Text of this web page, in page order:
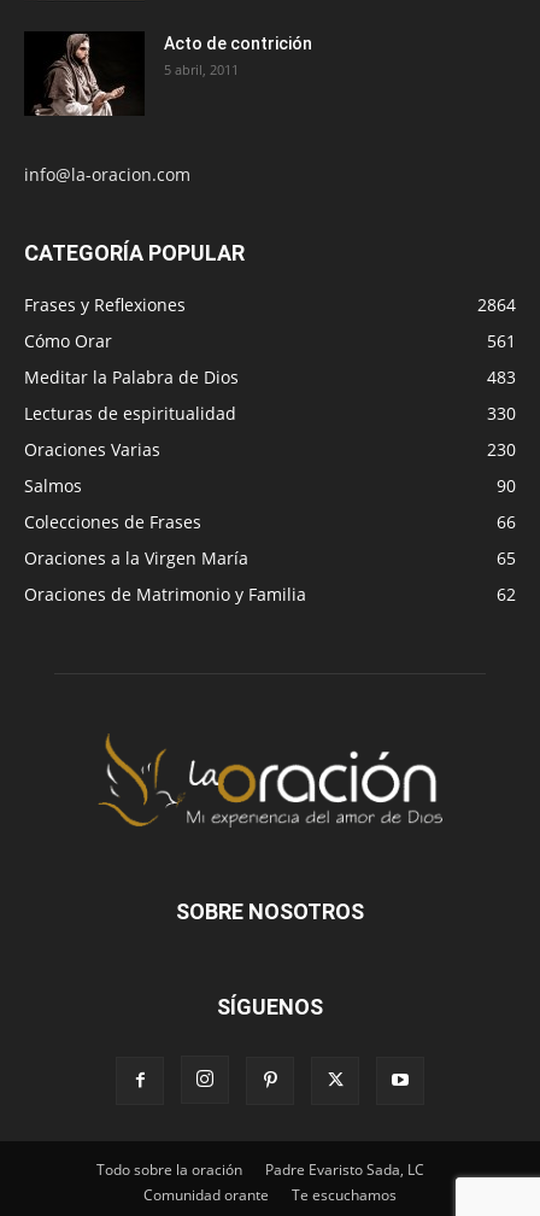
Acto de contrición
5 abril, 2011
info@la-oracion.com
CATEGORÍA POPULAR
Frases y Reflexiones
2864
Cómo Orar
561
Meditar la Palabra de Dios
483
Lecturas de espiritualidad
330
Oraciones Varias
230
Salmos
90
Colecciones de Frases
66
Oraciones a la Virgen María
65
Oraciones de Matrimonio y Familia
62
SOBRE NOSOTROS
SÍGUENOS
Todo sobre la oración
Padre Evaristo Sada, LC
Comunidad orante
Te escuchamos